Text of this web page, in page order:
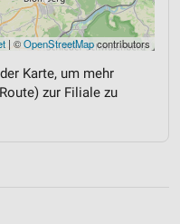
| ©OpenStreetMapcontributors
Karte, um mehr
zur Filiale zu